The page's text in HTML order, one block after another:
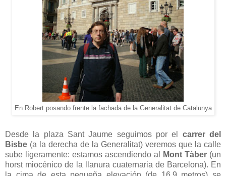
En Robert posando frente la fachada de la Generalitat de Catalunya
Desde la plaza Sant Jaume seguimos por el carrer del
Bisbe (a la derecha de la Generalitat) veremos que la calle
sube ligeramente: estamos ascendiendo al
Mont Tàber (un
horst miocénico de la llanura cuaternaria de Barcelona). En